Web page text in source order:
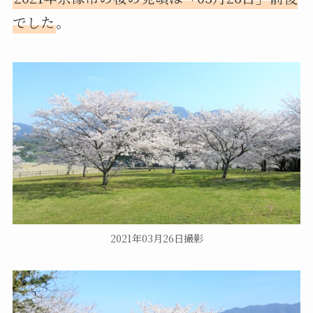
でした。
2021年03月26日撮影